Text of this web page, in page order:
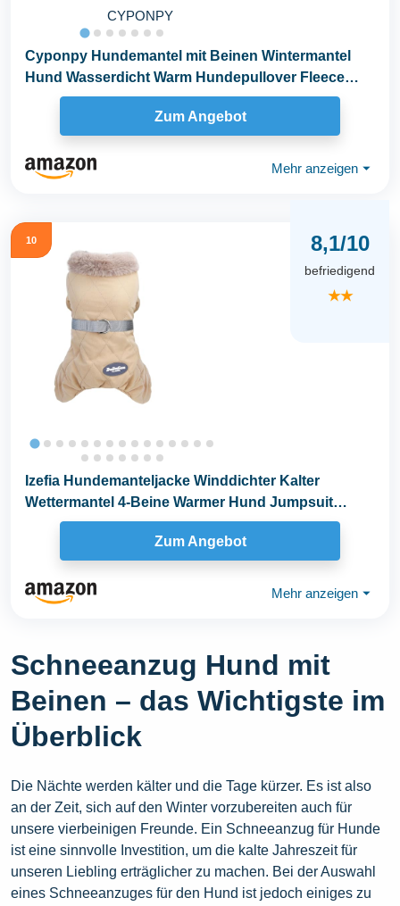
CYPONPY
Cyponpy Hundemantel mit Beinen Wintermantel
Hund Wasserdicht Warm Hundepullover Fleece
Hundejacke...
Zum Angebot
Mehr anzeigen ⏷
10 8,1/10
befriedigend
★★
Izefia Hundemanteljacke Winddichter Kalter
Wettermantel 4-Beine Warmer Hund Jumpsuit
Winter Dicke...
Zum Angebot
Mehr anzeigen ⏷
Schneeanzug Hund mit
Beinen – das Wichtigste im
Überblick
Die Nächte werden kälter und die Tage kürzer. Es ist also
an der Zeit, sich auf den Winter vorzubereiten auch für
unsere vierbeinigen Freunde. Ein Schneeanzug für Hunde
ist eine sinnvolle Investition, um die kalte Jahreszeit für
unseren Liebling erträglicher zu machen. Bei der Auswahl
eines Schneeanzuges für den Hund ist jedoch einiges zu